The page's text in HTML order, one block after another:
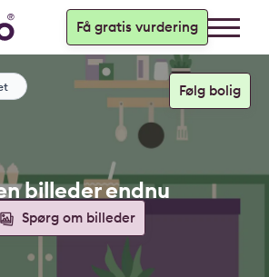
Få gratis vurdering
billeder endnu
Spørg om billeder